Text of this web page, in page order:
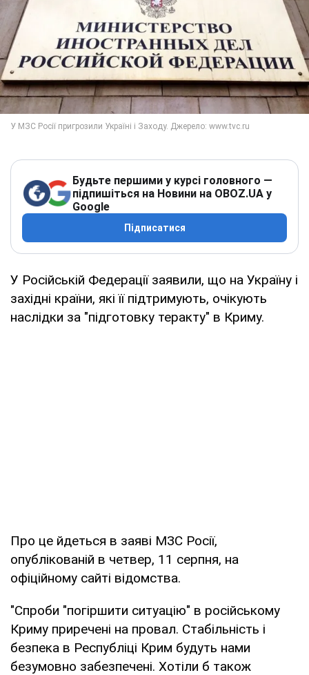
Будьте першими у курсі головного —
підпишіться на Новини на OBOZ.UA у
Google
Підписатися
У Російській Федерації заявили, що на Україну і
західні країни, які її підтримують, очікують
наслідки за "підготовку теракту" в Криму.
Про це йдеться в заяві МЗС Росії,
опублікованій в четвер, 11 серпня, на
офіційному сайті відомства.
"Спроби "погіршити ситуацію" в російському
Криму приречені на провал. Стабільність і
безпека в Республіці Крим будуть нами
безумовно забезпечені. Хотіли б також